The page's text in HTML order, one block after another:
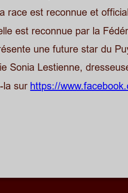
race est reconnue et
est reconnue par la
une future star du
Sonia Lestienne,
la sur https://